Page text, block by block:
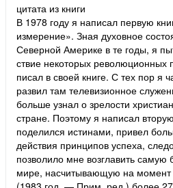
цитата из книги
В 1978 году я написал первую
измерение». Зная духовное
Северной Америке в те годы, я
ствие некоторых революционных
писал в своей книге. С тех пор я
развил там телевизионное
больше узнал о зрелости
стране. Поэтому я написал
поделился истинами, привел
действия принципов успеха,
позволило мне возглавить
мире, насчитывающую на момент